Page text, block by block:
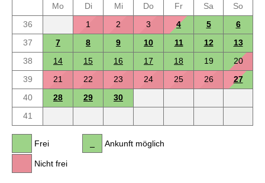
Mo
Di Mi Do Fr Sa
So
36
1 2 3 4 5
6
37
7 8 9 10 11 12
13
38
14 15 16 17 18 19
20
39
21 22 23 24 25 26
27
40
28 29
30
41
Frei
Nicht frei
Ankunft möglich